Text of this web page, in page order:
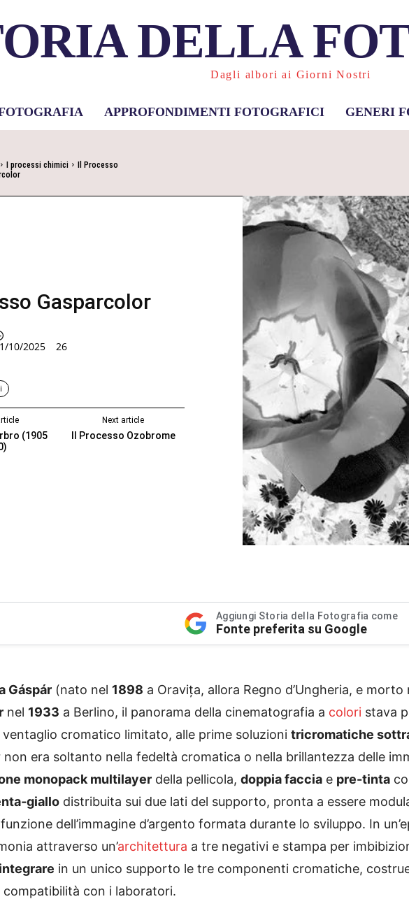
DELLA
Dagli albori ai Giorni Nostri
APPROFONDIMENTI FOTOGRAFICI GENERI
I processi chimici
Il Processo
Gasparcolor
10/2025 26
(1905
Next article
Il Processo Ozobrome
Aggiungi Storia della Fotografia come
Fonte preferita su Google
Gáspár (nato nel 1898 a Oravița, allora Regno d’Ungheria, e morto
nel 1933 a Berlino, il panorama della cinematografia a colori stava
cromatico limitato, alle prime soluzioni tricromatiche
non era soltanto nella fedeltà cromatica o nella brillantezza delle
monopack multilayer della pellicola, doppia faccia e pre-tinta
distribuita sui due lati del supporto, pronta a essere
dell’immagine d’argento formata durante lo sviluppo. In
attraverso un’architettura a tre negativi e stampa per
integrare in un unico supporto le tre componenti cromatiche,
con i laboratori.